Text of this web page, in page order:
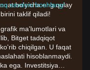
bo'yicha eng qulay
taklif qiladi!
savdoni boshlang!
ma'lumotlari va
Bitget tadqiqot
chiqilgan. U faqat
hisoblanmaydi.
ega. Investitsiya